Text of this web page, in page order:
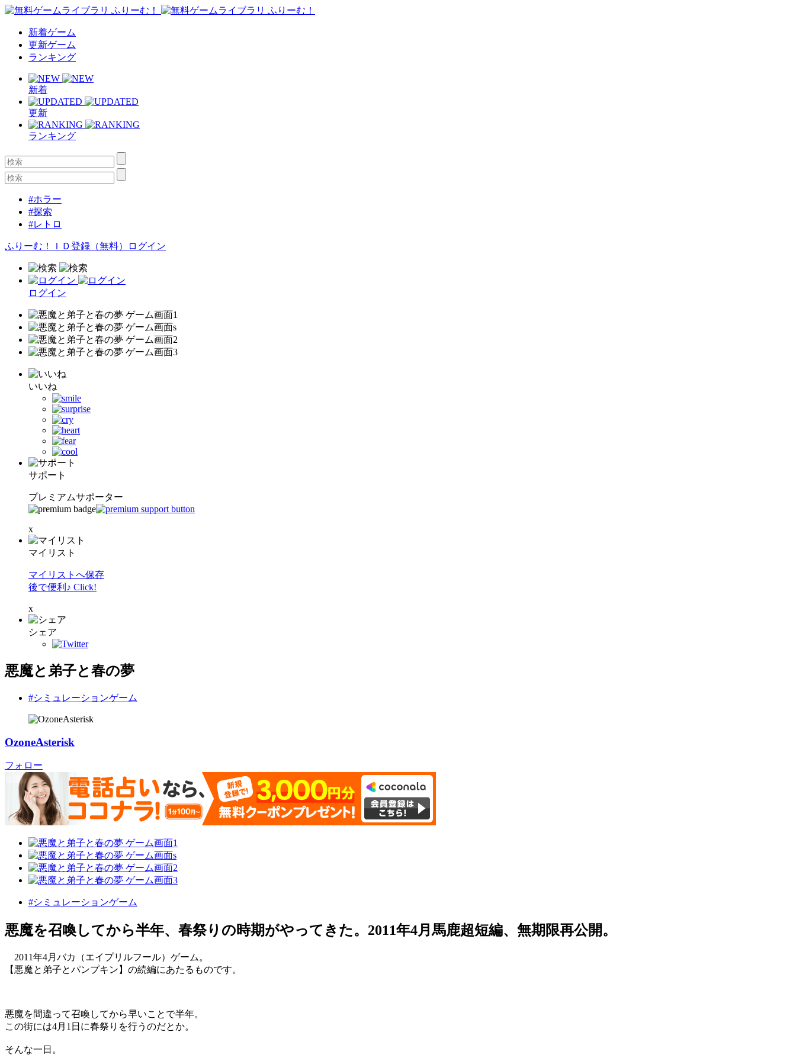
新着ゲーム
更新ゲーム
ランキング
新着
更新
ランキング
#ホラー
#探索
#レトロ
ふりーむ！ＩＤ登録（無料） ログイン
ログイン
いいね
サポート
プレミアムサポーター
x
マイリスト
マイリストへ保存
後で便利♪ Click!
x
シェア
悪魔と弟子と春の夢
#シミュレーションゲーム
OzoneAsterisk
フォロー
#シミュレーションゲーム
悪魔を召喚してから半年、春祭りの時期がやってきた。2011年4月馬鹿超短編、無期限再公開。
2011年4月バカ（エイプリルフール）ゲーム。
【悪魔と弟子とパンプキン】の続編にあたるものです。
悪魔を間違って召喚してから早いことで半年。
この街には4月1日に春祭りを行うのだとか。
そんな一日。